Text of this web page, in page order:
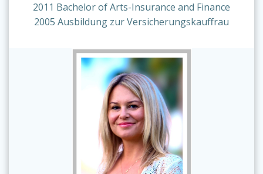
2011 Bachelor of Arts-Insurance and Finance
2005 Ausbildung zur Versicherungskauffrau